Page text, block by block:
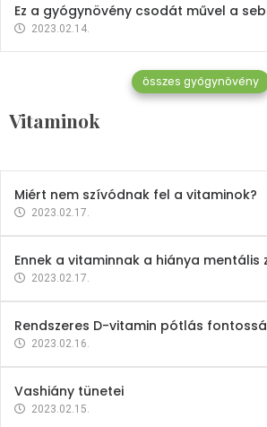
Ez a gyógynövény csodát művel a
2023.02.14.
összes gyógynövény
Vitaminok
Vitaminok
Mindent a B-12 vitaminról
2023.02.27.
Miért nem szívódnak fel a vitaminok?
2023.02.17.
Ennek a vitaminnak a hiánya
2023.02.17.
Rendszeres D-vitamin pótlás
2023.02.16.
Vashiány tünetei
2023.02.15.